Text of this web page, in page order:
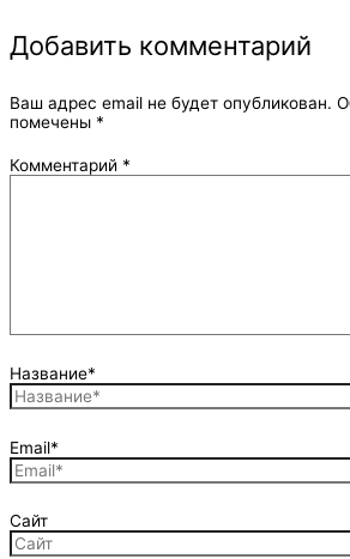
Добавить комментарий
Ваш адрес email не будет опубликован.
помечены *
Комментарий *
Название*
Email*
Сайт